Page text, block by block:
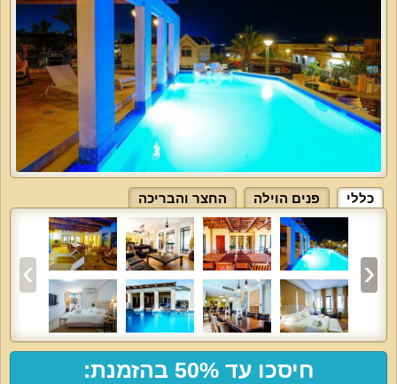
כללי פנים הוילה החצר והבריכה
חיסכו עד 50% בהזמנת: